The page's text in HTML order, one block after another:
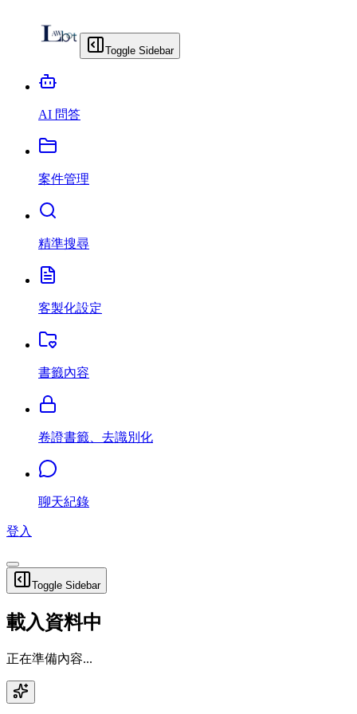
Toggle Sidebar
AI 問答
案件管理
精準搜尋
客製化設定
書籤內容
卷證書籤、去識別化
聊天紀錄
登入
Toggle Sidebar
載入資料中
正在準備內容...